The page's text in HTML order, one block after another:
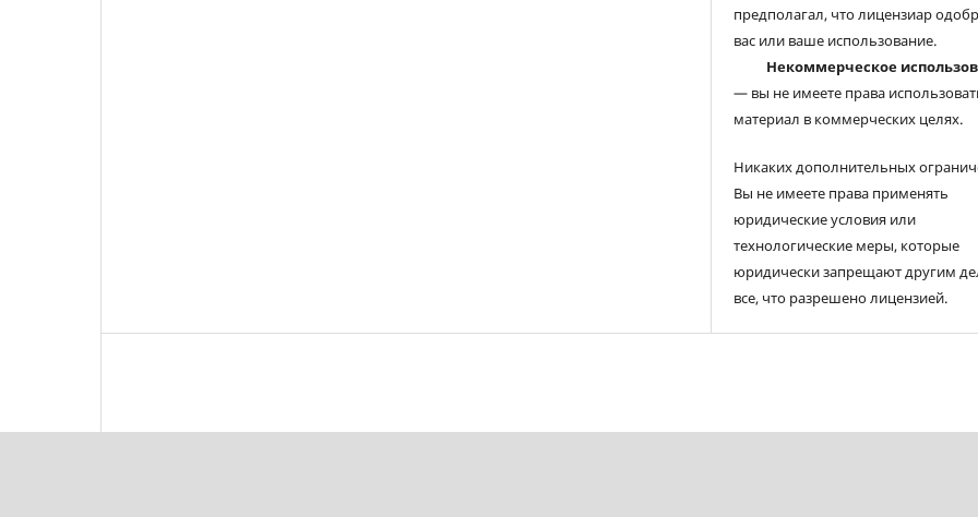
предполагал, что лицензиар
вас или ваше использование.
Некоммерческое
— вы не имеете права
материал в коммерческих целях.
Никаких дополнительных
Вы не имеете права применять
юридические условия или
технологические меры, которые
юридически запрещают другим
все, что разрешено лицензией.